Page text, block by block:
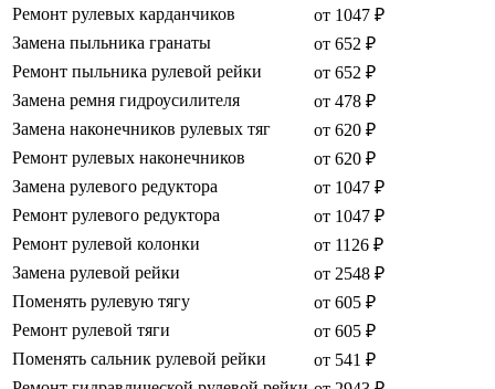
Ремонт рулевых карданчиков
от 1047 ₽
Замена пыльника гранаты
от 652 ₽
Ремонт пыльника рулевой рейки
от 652 ₽
Замена ремня гидроусилителя
от 478 ₽
Замена наконечников рулевых тяг
от 620 ₽
Ремонт рулевых наконечников
от 620 ₽
Замена рулевого редуктора
от 1047 ₽
Ремонт рулевого редуктора
от 1047 ₽
Ремонт рулевой колонки
от 1126 ₽
Замена рулевой рейки
от 2548 ₽
Поменять рулевую тягу
от 605 ₽
Ремонт рулевой тяги
от 605 ₽
Поменять сальник рулевой рейки
от 541 ₽